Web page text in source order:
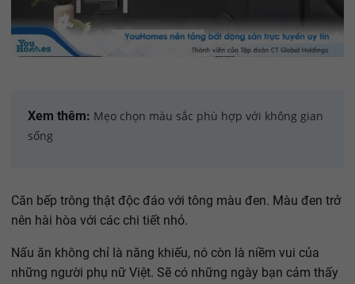
Xem thêm: Mẹo chọn màu sắc phù hợp với không gian
sống
Căn bếp trông thật độc đáo với tông màu đen. Màu đen trở
nên hài hòa với các chi tiết nhỏ.
Nấu ăn không chỉ là năng khiếu, nó còn là niềm vui của
những người phụ nữ Việt. Sẽ có những ngày bạn cảm thấy